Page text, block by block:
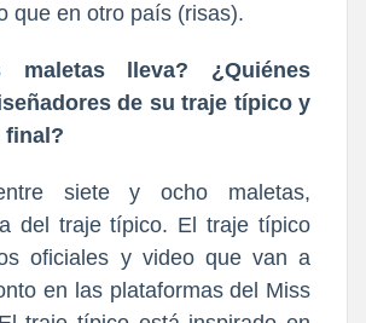
que en otro país (risas).
maletas lleva? ¿Quiénes
de su traje típico y
final?
siete y ocho maletas,
del traje típico. El traje típico
oficiales y video que van a
en las plataformas del Miss